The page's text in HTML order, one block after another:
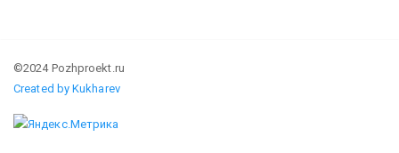
©2024 Pozhproekt.ru
Created by Kukharev